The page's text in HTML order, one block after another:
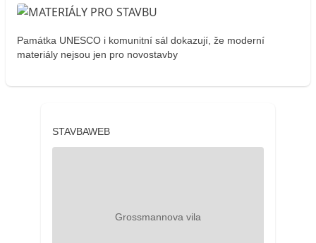
Památka UNESCO i komunitní sál dokazují, že moderní
materiály nejsou jen pro novostavby
STAVBAWEB